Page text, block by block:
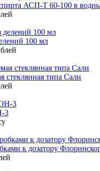
АСП-Т 60-100 в
100 мл
стеклянная типа Сали
3
к дозатору